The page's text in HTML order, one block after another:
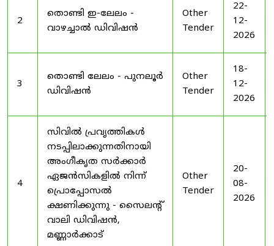
2
തൊണ്ടി ഇ-ലേലം -
വാഴച്ചാൽ ഡിവിഷൻ
Other
Tender
22-
12-
2026
3
തൊണ്ടി ലേലം - പുനലൂർ
ഡിവിഷൻ
Other
Tender
18-
12-
2026
4
സിവിൽ പ്രവൃത്തികൾ
നടപ്പിലാക്കുന്നതിനായി
അംഗീകൃത സർക്കാർ
ഏജൻസികളിൽ നിന്ന്
പ്രൊപ്പോസൽ
ക്ഷണിക്കുന്നു - സൈലന്റ്
വാലി ഡിവിഷൻ,
മണ്ണാർക്കാട്
Other
Tender
20-
08-
2026